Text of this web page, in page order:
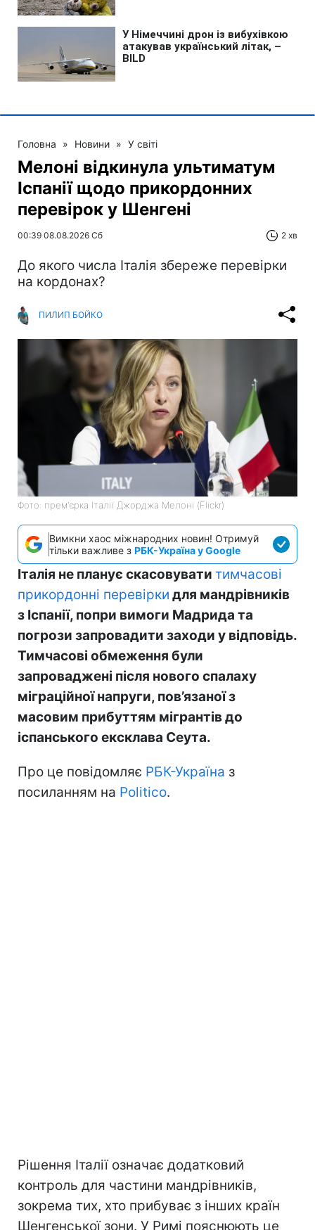
Головна » Новини » У світі
Мелоні відкинула ультиматум
Іспанії щодо прикордонних
перевірок у Шенгені
00:39 08.08.2026 Сб 2 хв
До якого числа Італія збереже перевірки
на кордонах?
ПИЛИП БОЙКО
Фото: прем'єрка Італії Джорджа Мелоні (Flickr)
Вимкни хаос міжнародних новин! Отримуй
тільки важливе з РБК-Україна у Google
Італія не планує скасовувати тимчасові
прикордонні перевірки для мандрівників
з Іспанії, попри вимоги Мадрида та
погрози запровадити заходи у відповідь.
Тимчасові обмеження були
запроваджені після нового спалаху
міграційної напруги, пов’язаної з
масовим прибуттям мігрантів до
іспанського ексклава Сеута.
Про це повідомляє РБК-Україна з
посиланням на Politico.
Рішення Італії означає додатковий
контроль для частини мандрівників,
зокрема тих, хто прибуває з інших країн
Шенгенської зони. У Римі пояснюють це